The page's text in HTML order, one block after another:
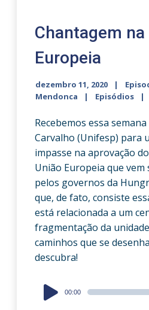
Chantagem na
Europeia
dezembro 11, 2020
Mendonca
Episódios
Recebemos essa
Carvalho (Unifesp) para
impasse na aprovação
União Europeia que
pelos governos da
que, de fato, consiste
está relacionada a um
fragmentação da
caminhos que se
descubra!
Audio
Player
00:00